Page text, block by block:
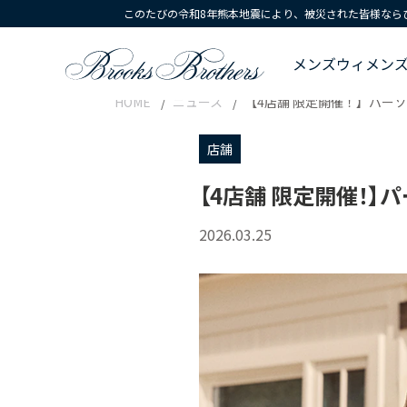
このたびの令和8年熊本地震により、被災された皆様な
メンズウィメン
HOME ニュース 【4店舗 限定開催！】パー
店舗
【4店舗 限定開催！】
2026.03.25